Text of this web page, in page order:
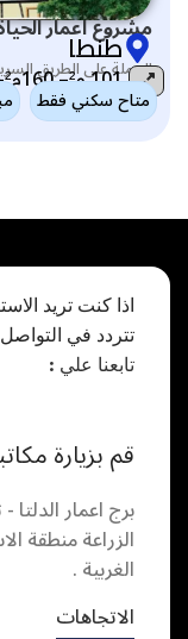
مشروع اعمار
طنطا
الجملة على الطريق
101 م²– 160م²- 51م² – 767.9م²
متاح سكني فقط
اذا كنت تريد
تتردد في
تابعنا علي :
قم بزيارة
برج اعمار
الزراعة منطقة
الغربية .
الاتجاهات